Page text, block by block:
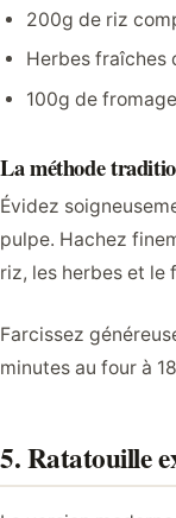
200g de riz
Herbes fraîches
100g de
La méthode
Évidez
pulpe. Hachez
riz, les herbes et le
Farcissez
minutes au four à
5. Ratatouille